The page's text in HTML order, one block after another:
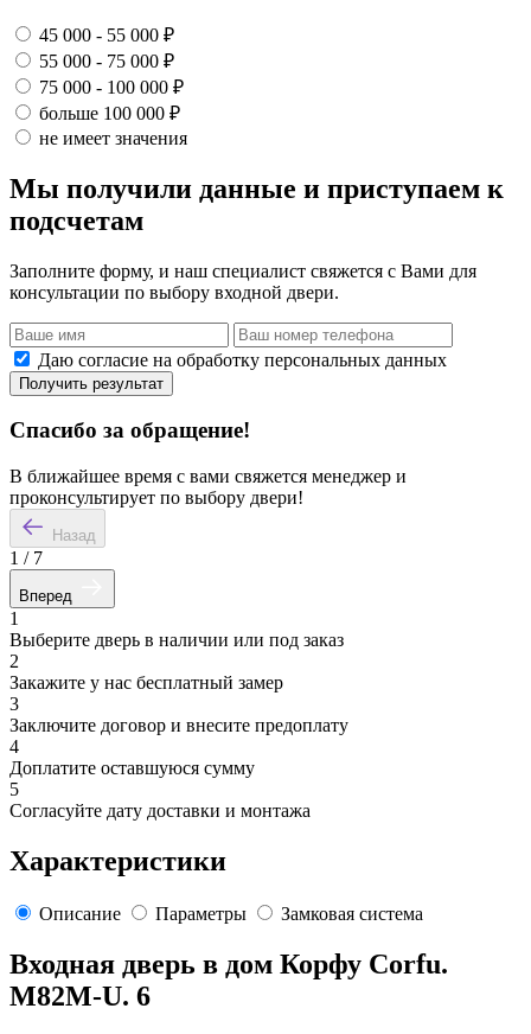
45 000 - 55 000 ₽
55 000 - 75 000 ₽
75 000 - 100 000 ₽
больше 100 000 ₽
не имеет значения
Мы получили данные и приступаем к
подсчетам
Заполните форму, и наш специалист свяжется с Вами для
консультации по выбору входной двери.
Даю согласие на обработку персональных данных
Получить результат
Спасибо за обращение!
В ближайшее время с вами свяжется менеджер и
проконсультирует по выбору двери!
Назад
1 / 7
Вперед
1
Выберите дверь в наличии или под заказ
2
Закажите у нас бесплатный замер
3
Заключите договор и внесите предоплату
4
Доплатите оставшуюся сумму
5
Согласуйте дату доставки и монтажа
Характеристики
Описание Параметры Замковая система
Входная дверь в дом Корфу Corfu.
M82M-U. 6